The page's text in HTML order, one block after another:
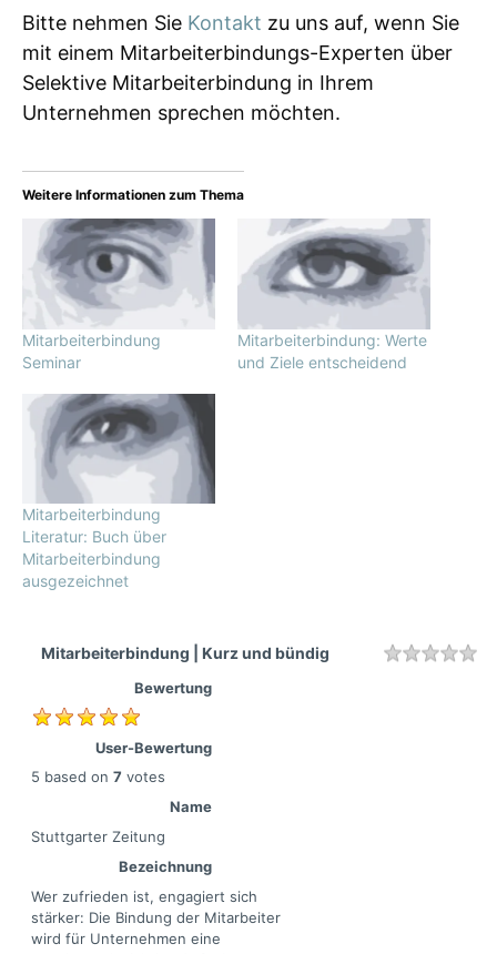
Bitte nehmen Sie Kontakt zu uns auf, wenn Sie
mit einem Mitarbeiterbindungs-Experten über
Selektive Mitarbeiterbindung in Ihrem
Unternehmen sprechen möchten.
Weitere Informationen zum Thema
Mitarbeiterbindung
Seminar
Mitarbeiterbindung: Werte
und Ziele entscheidend
Mitarbeiterbindung
Literatur: Buch über
Mitarbeiterbindung
ausgezeichnet
Mitarbeiterbindung | Kurz und bündig Rating
Bewertung
User-Bewertung
5 based on 7 votes
Name
Stuttgarter Zeitung
Bezeichnung
Wer zufrieden ist, engagiert sich
stärker: Die Bindung der Mitarbeiter
wird für Unternehmen eine